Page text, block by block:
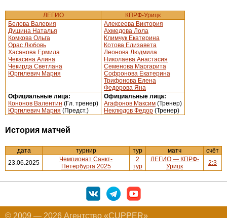
ЛЕГИО
КПРФ-Урицк
Белова Валерия
Душина Наталья
Комкова Ольга
Орас Любовь
Хасанова Ермила
Чекасина Алина
Чекирда Светлана
Юргилевич Мария
Алексеева Виктория
Ахмедова Лола
Климчук Екатерина
Котова Елизавета
Леонова Людмила
Николаева Анастасия
Семенова Маргарита
Софронова Екатерина
Трифонова Елена
Федорова Яна
Официальные лица:
Кононов Валентин (Гл. тренер)
Юргилевич Мария (Предст.)
Официальные лица:
Агафонов Максим (Тренер)
Неклюдов Федор (Тренер)
История матчей
дата турнир тур матч
счёт
23.06.2025
Чемпионат Санкт-
Петербурга 2025
2
тур
ЛЕГИО — КПРФ-
Урицк
2:3
© 2009 — 2026 Агентство «CUPPER»